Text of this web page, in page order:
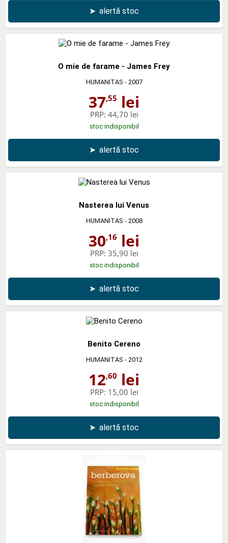
➤ alertă stoc
O mie de farame - James Frey
HUMANITAS - 2007
37,55 lei
PRP: 44,70 lei
stoc indisponibil
➤ alertă stoc
Nasterea lui Venus
HUMANITAS - 2008
30,16 lei
PRP: 35,90 lei
stoc indisponibil
➤ alertă stoc
Benito Cereno
HUMANITAS - 2012
12,60 lei
PRP: 15,00 lei
stoc indisponibil
➤ alertă stoc